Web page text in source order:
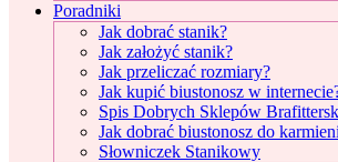
Poradniki
Jak dobrać stanik?
Jak założyć stanik?
Jak przeliczać rozmiary?
Jak kupić biustonosz w
Spis Dobrych Sklepów
Jak dobrać biustonosz do
Słowniczek Stanikowy